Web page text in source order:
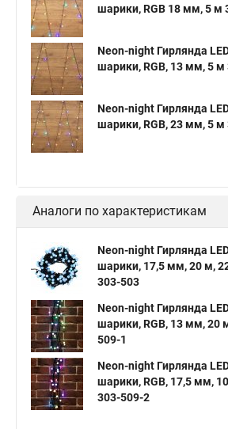
шарики, RGB 18 мм, 5 м
Neon-night Гирлянда
шарики, RGB, 13 мм, 5 м
Neon-night Гирлянда
шарики, RGB, 23 мм, 5 м
Аналоги по характеристикам
Neon-night Гирлянда
шарики, 17,5 мм, 20 м,
303-503
Neon-night Гирлянда
шарики, RGB, 13 мм, 20
509-1
Neon-night Гирлянда
шарики, RGB, 17,5 мм,
303-509-2